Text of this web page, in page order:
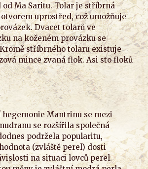
od Ma Saritu. Tolar je stříbrná
uprostřed, což umožňuje
Dvacet tolarů ve
na koženém provázku se
stříbrného tolaru existuje
mince zvaná flok. Asi sto floků
hegemonie Mantrinu se mezi
se rozšířila společná
podržela popularitu,
(zvláště perel) dosti
na situaci lovců perel.